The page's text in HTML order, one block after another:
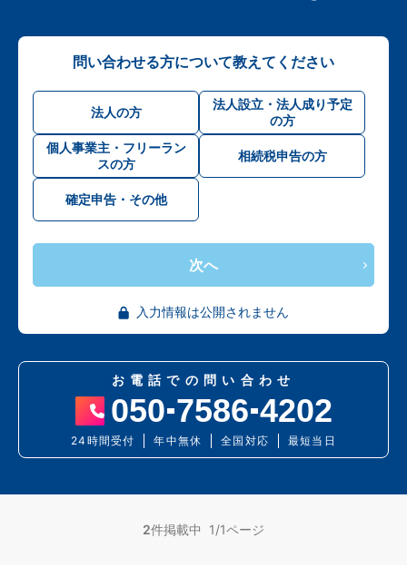
問い合わせる方について教えてください
法人の方
法人設立・法人成り予定
の方
個人事業主・フリーラン
スの方
相続税申告の方
確定申告・その他
次へ
入力情報は公開されません
お電話での問い合わせ
050 7586 4202
24時間受付 年中無休 全国対応 最短当日
2件掲載中 1/1ページ